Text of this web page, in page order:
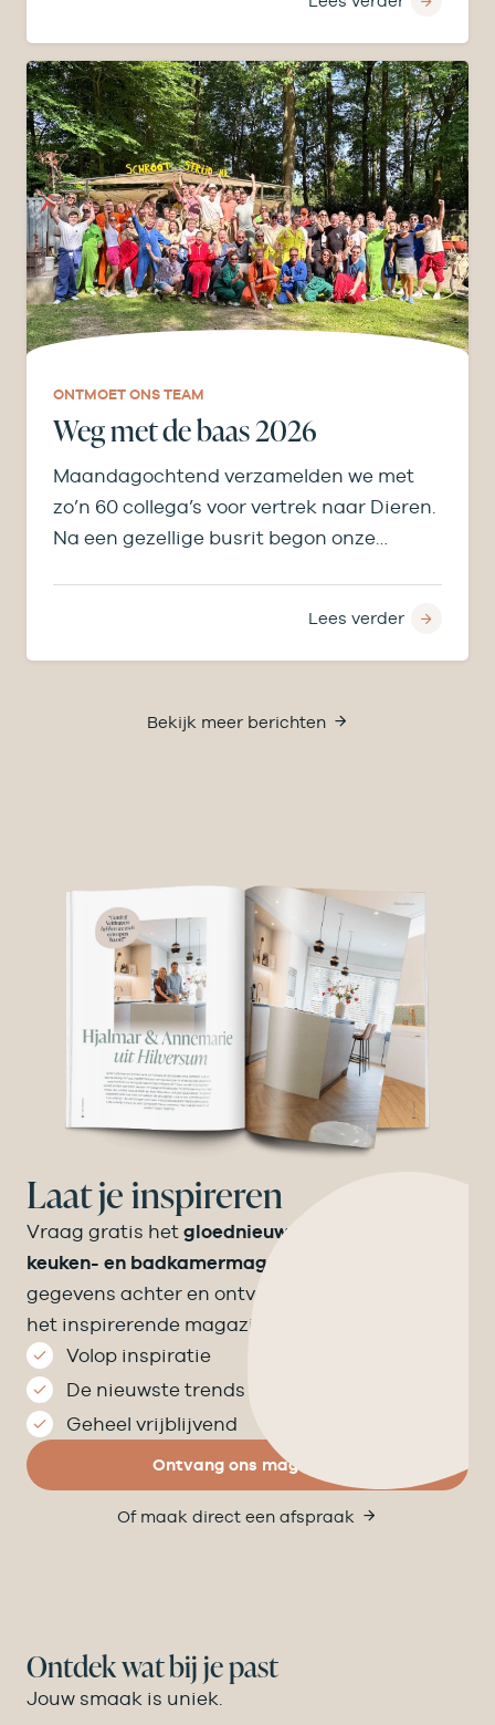
ONTMOET ONS TEAM
Weg met de baas 2026
Maandagochtend verzamelden we met
zo’n 60 collega’s voor vertrek naar Dieren.
Na een gezellige busrit begon onze
Lees verder
Bekijk meer berichten
Laat je inspireren
Vraag gratis het gloednieuwe Velthuizen
keuken- en badkamermagazine
gegevens achter en ontvang binnen een week
het inspirerende magazine op de mat.
Volop inspiratie
De nieuwste trends
Geheel vrijblijvend
Ontvang ons magazine
Of maak direct een afspraak
Ontdek wat bij je past
Jouw smaak is uniek.